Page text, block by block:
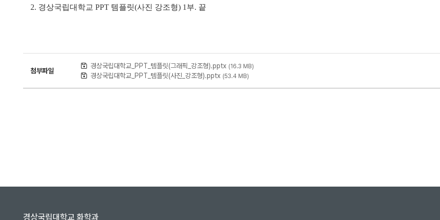
2. 경상국립대학교 PPT 템플릿(사진 강조형) 1 부. 끝
첨부파일
경상국립대학교_PPT_템플릿(그래픽_강조형).pptx (16.3 MB)
경상국립대학교_PPT_템플릿(사진_강조형).pptx (53.4 MB)
경상국립대학교 화학과